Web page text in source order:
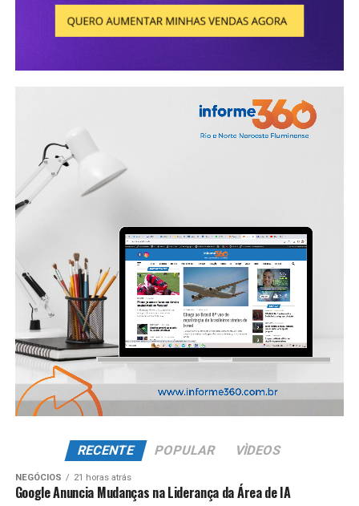
RECENTE POPULAR VÌDEOS
NEGÓCIOS 21 horas atrás
Google Anuncia Mudanças na Liderança da Área de IA